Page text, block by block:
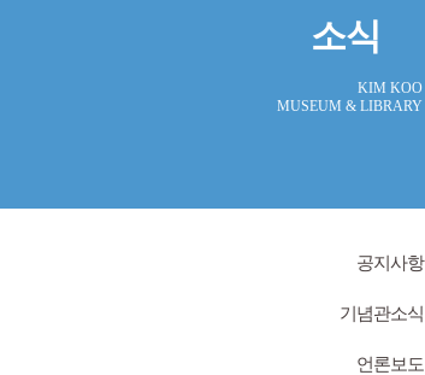
소식
KIM KOO
MUSEUM & LIBRARY
공지사항
기념관소식
언론보도